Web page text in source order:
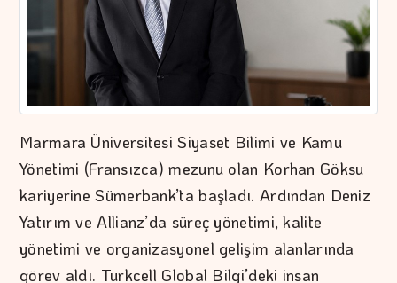
Marmara Üniversitesi Siyaset Bilimi ve Kamu
Yönetimi (Fransızca) mezunu olan Korhan Göksu
kariyerine Sümerbank’ta başladı. Ardından Deniz
Yatırım ve Allianz’da süreç yönetimi, kalite
yönetimi ve organizasyonel gelişim alanlarında
görev aldı. Turkcell Global Bilgi’deki insan